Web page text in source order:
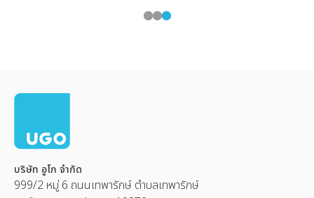
บริษัท อูโก จำกัด
999/2 หมู่ 6 ถนนเทพารักษ์ ตำบลเทพารักษ์